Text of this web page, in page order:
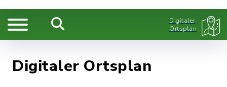
Digitaler
Ortsplan
Digitaler Ortsplan